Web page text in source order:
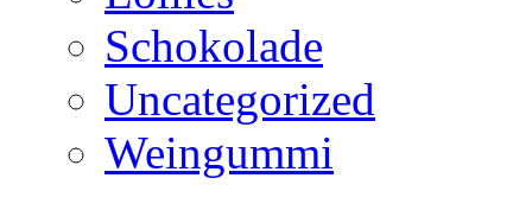
Schokolade
Uncategorized
Weingummi